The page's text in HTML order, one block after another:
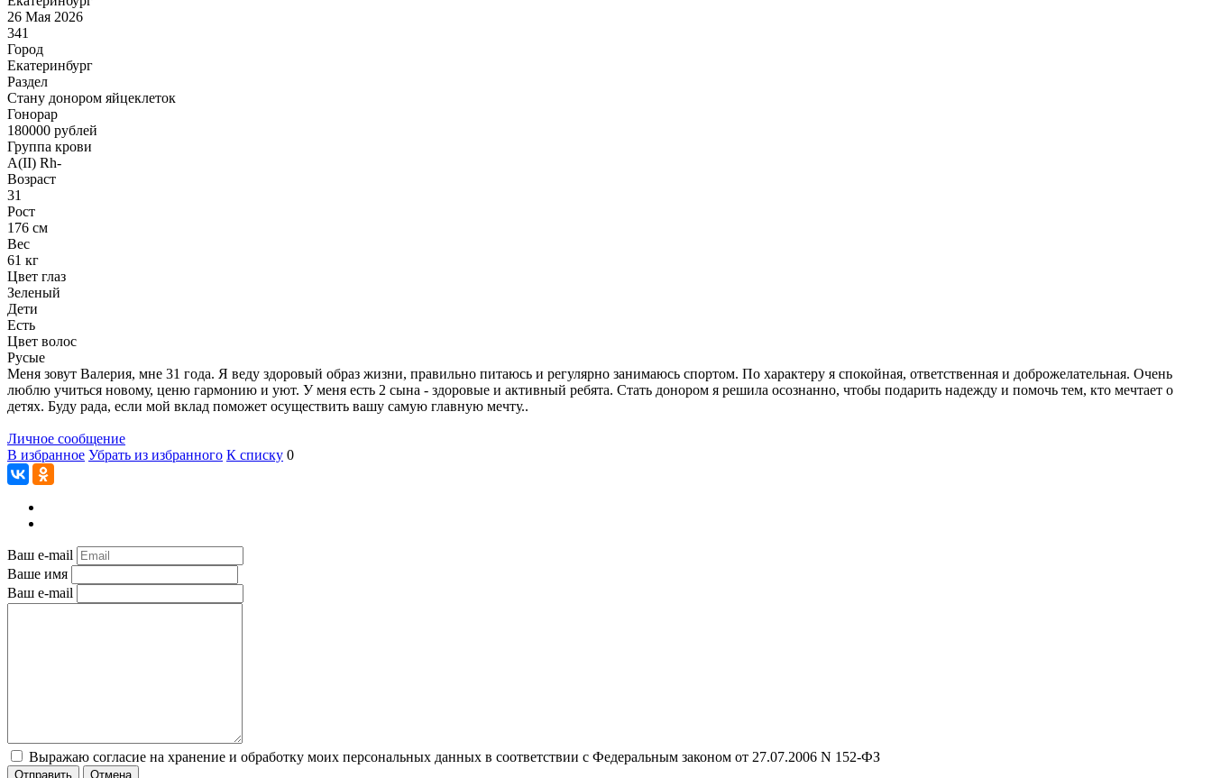
26 Мая 2026
341
Город
Екатеринбург
Раздел
Стану донором яйцеклеток
Гонoрар
180000 рублей
Группа крови
A(II) Rh-
Возраст
31
Рост
176 см
Вес
61 кг
Цвет глаз
Зеленый
Дети
Есть
Цвет волос
Русые
Меня зовут Валерия, мне 31 года. Я веду здоровый образ жизни, правильно питаюсь и регулярно занимаюсь спортом. По характеру я спокойная, ответственная и доброжелательная. Очень
люблю учиться новому, ценю гармонию и уют. У меня есть 2 сына - здоровые и активный ребята. Стать донором я решила осознанно, чтобы подарить надежду и помочь тем, кто мечтает о
детях. Буду рада, если мой вклад поможет осуществить вашу самую главную мечту..
Личное сообщение
В избранное Убрать из избранного К списку 0
Ваш e-mail
Ваше имя
Ваш e-mail
Выражаю согласие на хранение и обработку моих персональных данных в соответствии с Федеральным законом от 27.07.2006 N 152-ФЗ
Отправить Отмена